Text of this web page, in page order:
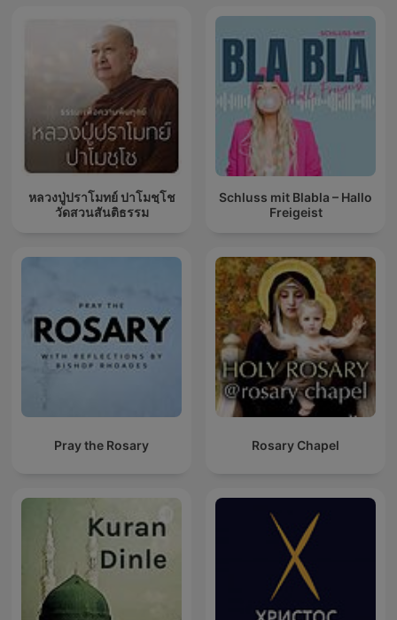
หลวงปู่ปราโมทย์ ปาโมชฺโช
วัดสวนสันติธรรม
Schluss mit Blabla – Hallo
Freigeist
Pray the Rosary Rosary Chapel